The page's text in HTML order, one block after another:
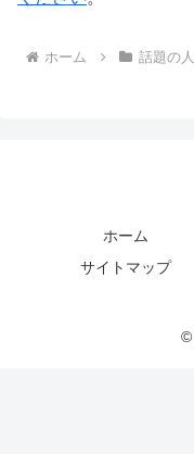
ホーム 話題の人
ホーム
サイトマップ
©